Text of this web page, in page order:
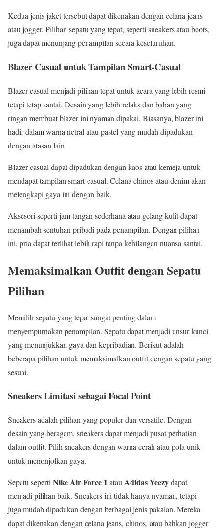
Kedua jenis jaket tersebut dapat dikenakan dengan celana jeans
atau jogger. Pilihan sepatu yang tepat, seperti sneakers atau boots,
juga dapat menunjang penampilan secara keseluruhan.
Blazer Casual untuk Tampilan Smart-Casual
Blazer casual menjadi pilihan tepat untuk acara yang lebih resmi
tetapi tetap santai. Desain yang lebih relaks dan bahan yang
ringan membuat blazer ini nyaman dipakai. Biasanya, blazer ini
hadir dalam warna netral atau pastel yang mudah dipadukan
dengan atasan lain.
Blazer casual dapat dipadukan dengan kaos atau kemeja untuk
mendapat tampilan smart-casual. Celana chinos atau denim akan
melengkapi gaya ini dengan baik.
Aksesori seperti jam tangan sederhana atau gelang kulit dapat
menambah sentuhan pribadi pada penampilan. Dengan pilihan
ini, pria dapat terlihat lebih rapi tanpa kehilangan nuansa santai.
Memaksimalkan Outfit dengan Sepatu
Pilihan
Memilih sepatu yang tepat sangat penting dalam
menyempurnakan penampilan. Sepatu dapat menjadi unsur kunci
yang menunjukkan gaya dan kepribadian. Berikut adalah
beberapa pilihan untuk memaksimalkan outfit dengan sepatu yang
sesuai.
Sneakers Limitasi sebagai Focal Point
Sneakers adalah pilihan yang populer dan versatile. Dengan
desain yang beragam, sneakers dapat menjadi pusat perhatian
dalam outfit. Pilih sneakers dengan warna cerah atau pola unik
untuk menonjolkan gaya.
Sepatu seperti Nike Air Force 1 atau Adidas Yeezydapat
menjadi pilihan baik. Sneakers ini tidak hanya nyaman, tetapi
juga mudah dipadukan dengan berbagai jenis pakaian. Mereka
dapat dikenakan dengan celana jeans, chinos, atau bahkan jogger